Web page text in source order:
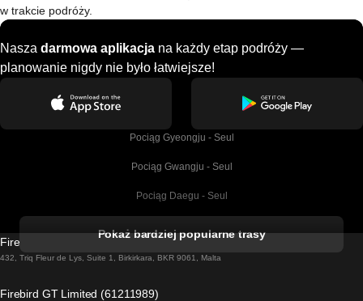
w trakcie podróży.
Nasza darmowa aplikacja na każdy etap podróży —
planowanie nigdy nie było łatwiejsze!
Pociąg Gyeongju - Seul
Pociąg Gwangju - Seul
Pociąg Daegu - Seul
Pociąg Dublin - Galway
Pokaż bardziej popularne trasy
Firebird GT Limited (OC 1451)
432, Triq Fleur de Lys, Suite 1, Birkirkara, BKR 9061, Malta
Firebird GT Limited (61211989)